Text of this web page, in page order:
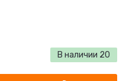
В наличии 20